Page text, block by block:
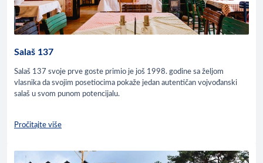
Salaš 137
Salaš 137 svoje prve goste primio je još 1998. godine sa željom
vlasnika da svojim posetiocima pokaže jedan autentičan vojvođanski
salaš u svom punom potencijalu.
Pročitajte više